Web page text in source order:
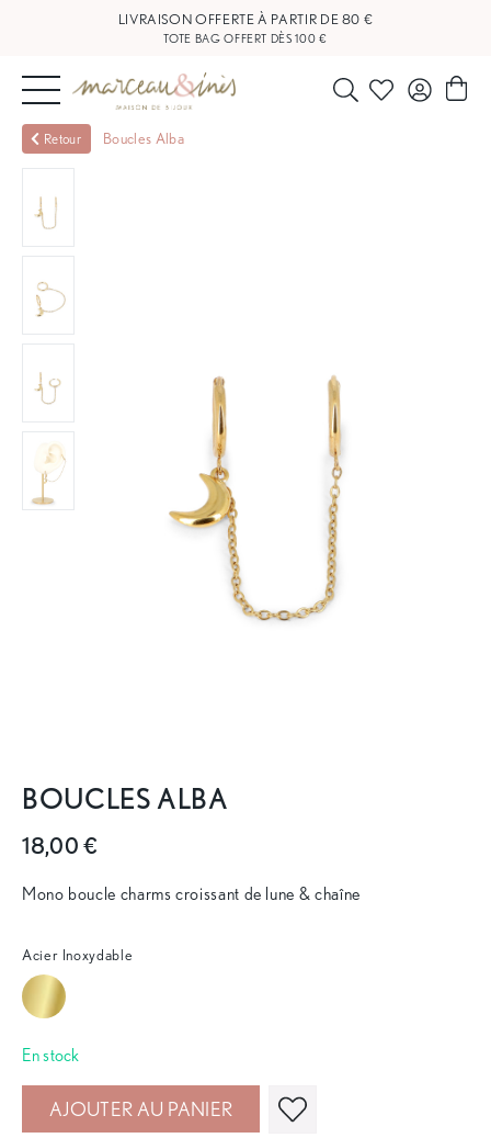
TOTE BAG OFFERT DÈS 100 €
NOUVEAUTÉS
OUTLET
BLOG
NOS
FAQ
Retour Boucles Alba
BOUCLES ALBA
18,00 €
Mono boucle charms croissant de lune & chaîne
Acier Inoxydable
En stock
AJOUTER AU PANIER